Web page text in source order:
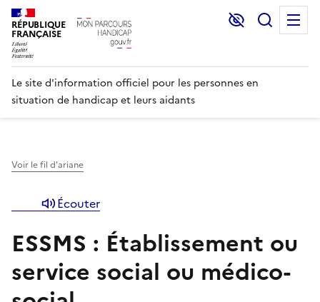
RÉPUBLIQUE
FRANÇAISE
Lecture et
Le site d'information officiel pour les personnes en
situation de handicap et leurs aidants
Voir le fil d'ariane
Écouter
ESSMS : Établissement ou
service social ou médico-